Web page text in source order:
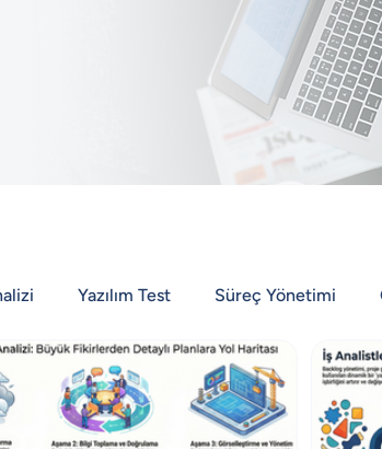
Yazılım Test Süreç Yönetimi